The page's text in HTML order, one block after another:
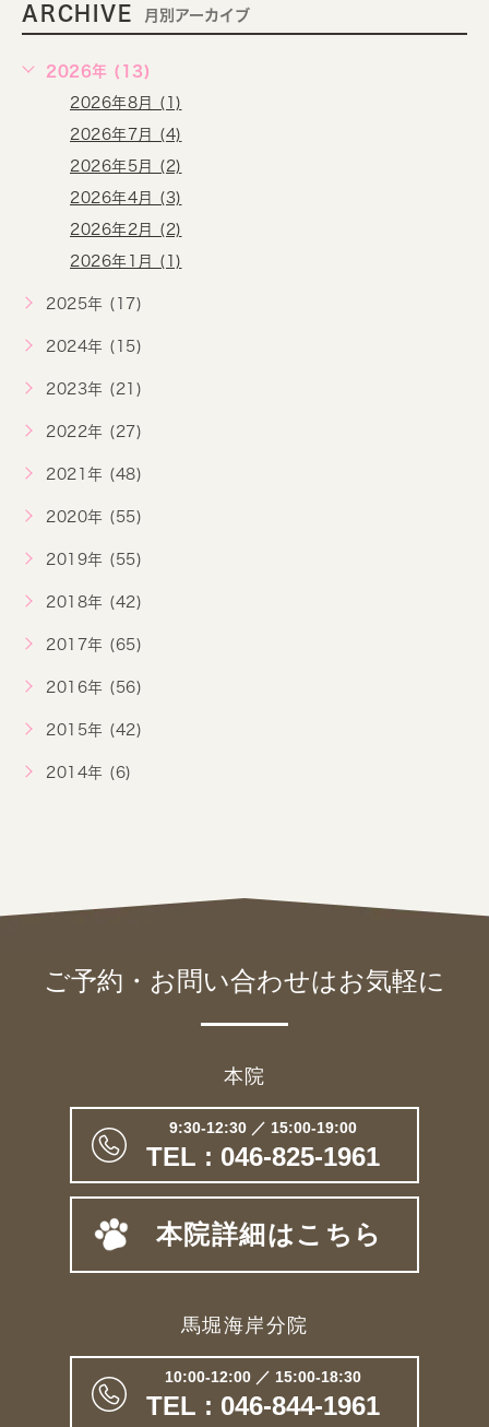
ARCHIVE 月別アーカイブ
2026年 (13)
2026年8月 (1)
2026年7月 (4)
2026年5月 (2)
2026年4月 (3)
2026年2月 (2)
2026年1月 (1)
2025年 (17)
2024年 (15)
2023年 (21)
2022年 (27)
2021年 (48)
2020年 (55)
2019年 (55)
2018年 (42)
2017年 (65)
2016年 (56)
2015年 (42)
2014年 (6)
ご予約・お問い合わせはお気軽に
本院
9:30-12:30 ／ 15:00-19:00
TEL : 046-825-1961
本院詳細はこちら
馬堀海岸分院
10:00-12:00 ／ 15:00-18:30
TEL : 046-844-1961